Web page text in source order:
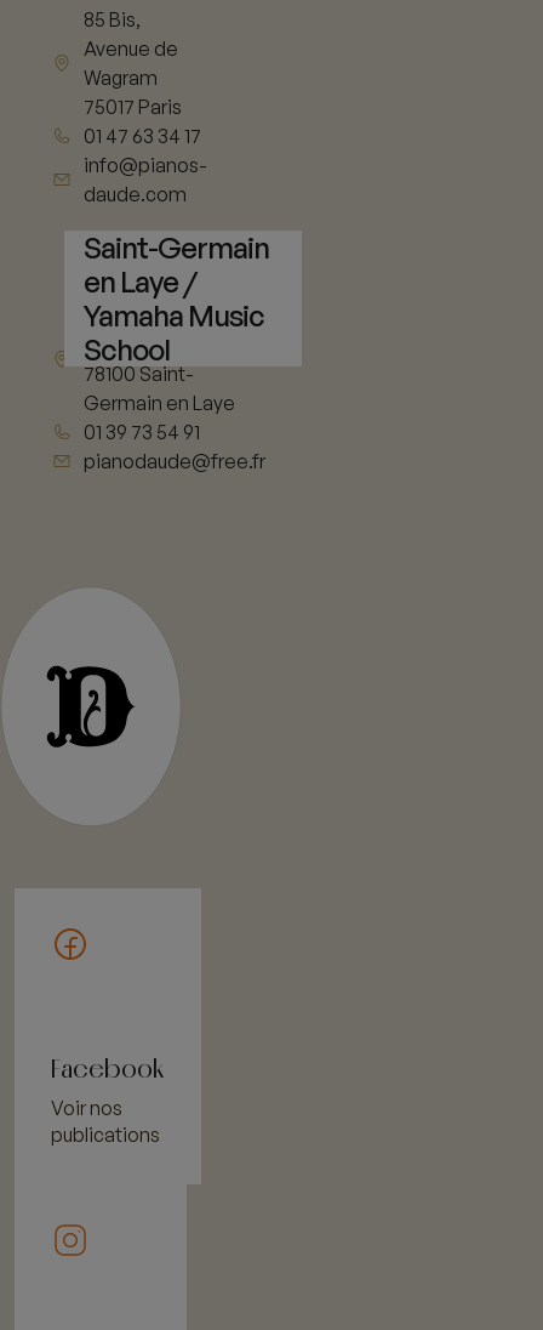
85 Bis,
Avenue de
Wagram
75017 Paris
01 47 63 34 17
info@pianos-
daude.com
Saint-Germain
en Laye /
Yamaha Music
School
11 rue de Vieil
Abreuvoir
78100 Saint-
Germain en Laye
01 39 73 54 91
pianodaude@free.fr
Facebook
Voir nos
publications